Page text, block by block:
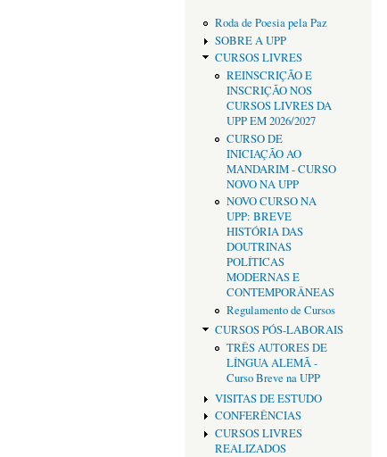
Roda de Poesia pela Paz
SOBRE A UPP
CURSOS LIVRES
REINSCRIÇÃO E
INSCRIÇÃO NOS
CURSOS LIVRES DA
UPP EM 2026/2027
CURSO DE
INICIAÇÃO AO
MANDARIM - CURSO
NOVO NA UPP
NOVO CURSO NA
UPP: BREVE
HISTÓRIA DAS
DOUTRINAS
POLÍTICAS
MODERNAS E
CONTEMPORÂNEAS
Regulamento de Cursos
CURSOS PÓS-LABORAIS
TRÊS AUTORES DE
LÍNGUA ALEMÃ -
Curso Breve na UPP
VISITAS DE ESTUDO
CONFERÊNCIAS
CURSOS LIVRES
REALIZADOS